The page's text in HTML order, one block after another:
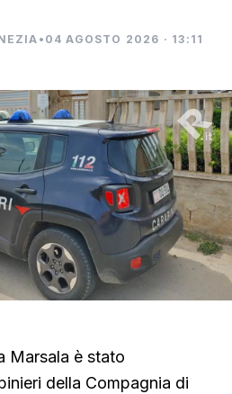
• 04 AGOSTO 2026 · 13:11
Marsala è stato
della Compagnia di